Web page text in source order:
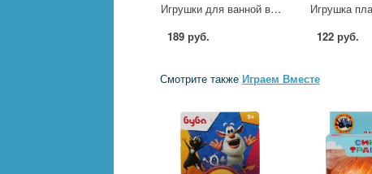
Игрушки для ванной в сетке Играем Вместе YG98155 (120)
189 руб.
122 руб.
Смотрите также Играем Вместе